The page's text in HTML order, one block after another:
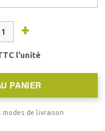
+
l'unité
PANIER
modes de livraison